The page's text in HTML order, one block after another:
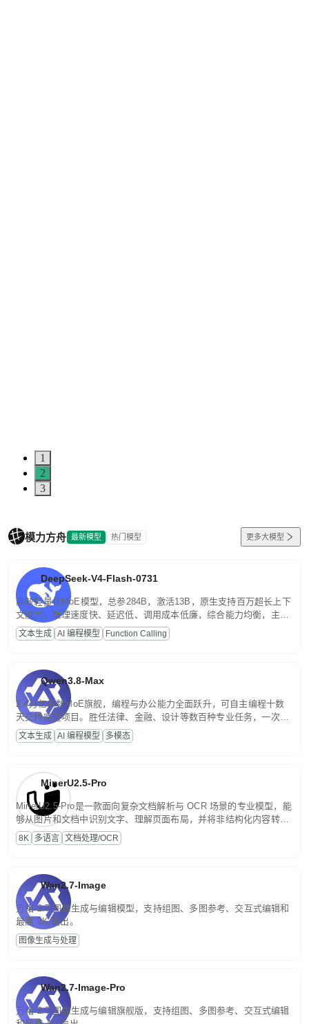
1
2
3
模力方舟 最新模型 热门模型 更多大模型
DeepSeek-V4-Flash-0731
高效轻量化MoE模型，总参284B，激活13B，原生支持百万超长上下
文能力。推理速度快、延迟低、调用成本低廉，综合能力均衡，主打
高并发、轻量化任务，适合日常对话、内容创作、基础 RAG、批量
文案处理等普惠刚需场景。
文本生成 AI 编程模型 Function Calling
Qwen3.8-Max
2.4万亿参数MoE旗舰，编程与办公能力全面跃升，可自主编程十数
天交付完整项目。胜任法律、金融、设计等数百种专业任务，一次对
话端到端交付生产级成果。原生视觉理解贯穿规划、执行与验证全流
程，支持超长文档与长视频的深度语义解析。长程任务中自主规划与
文本生成 AI 编程模型 多模态
MinerU2.5-Pro
MinerU2.5-Pro是一款面向复杂文档解析与 OCR 场景的专业模型，能
够从图片和文档中识别文字、理解页面布局，并将非结构化内容转换
为便于存储、检索和二次处理的结构化结果。
8K 多语言 文档处理/OCR
Wan2.7-Image
万相 2.7 图像生成与编辑模型，支持组图、多图参考、交互式编辑和
最高 2K 输出。
图像生成与处理
Wan2.7-Image-Pro
万相 2.7 图像生成与编辑旗舰版，支持组图、多图参考、交互式编辑